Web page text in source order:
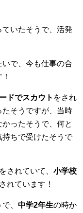
ていたそうで、活発
いで、今も仕事の合
ドでスカウト をされ
そうですが、当時
ったそうで、何と
ちで受けたそうで
をされていて、 小学校
れています！
、 中学2年生の時か